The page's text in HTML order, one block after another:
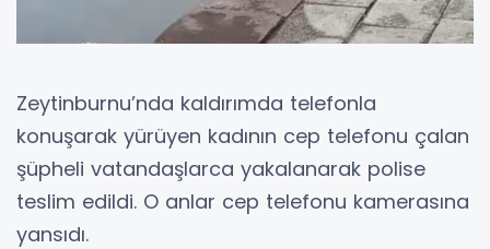
Zeytinburnu’nda kaldırımda telefonla
konuşarak yürüyen kadının cep telefonu çalan
şüpheli vatandaşlarca yakalanarak polise
teslim edildi. O anlar cep telefonu kamerasına
yansıdı.